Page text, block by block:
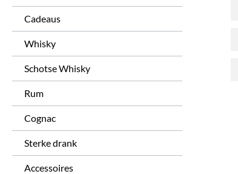
Cadeaus
Whisky
Schotse Whisky
Rum
Cognac
Sterke drank
Accessoires